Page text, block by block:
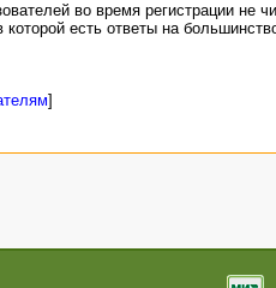
во время регистрации не
есть ответы на
]